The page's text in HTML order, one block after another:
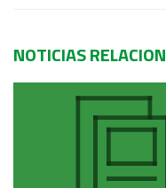
NOTICIAS